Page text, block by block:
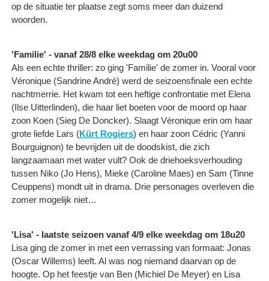
op de situatie ter plaatse zegt soms meer dan duizend
woorden.
'Familie' - vanaf 28/8 elke weekdag om 20u00
Als een echte thriller: zo ging 'Familie' de zomer in. Vooral voor
Véronique (Sandrine André) werd de seizoensfinale een echte
nachtmerrie. Het kwam tot een heftige confrontatie met Elena
(Ilse Uitterlinden), die haar liet boeten voor de moord op haar
zoon Koen (Sieg De Doncker). Slaagt Véronique erin om haar
grote liefde Lars (Kürt Rogiers) en haar zoon Cédric (Yanni
Bourguignon) te bevrijden uit de doodskist, die zich
langzaamaan met water vult? Ook de driehoeksverhouding
tussen Niko (Jo Hens), Mieke (Caroline Maes) en Sam (Tinne
Ceuppens) mondt uit in drama. Drie personages overleven die
zomer mogelijk niet…
'Lisa' - laatste seizoen vanaf 4/9 elke weekdag om 18u20
Lisa ging de zomer in met een verrassing van formaat: Jonas
(Oscar Willems) leeft. Al was nog niemand daarvan op de
hoogte. Op het feestje van Ben (Michiel De Meyer) en Lisa